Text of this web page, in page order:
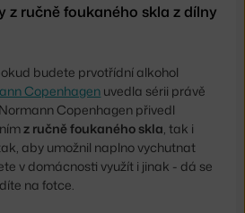
z ručně foukaného skla z dílny
budete prvotřídní alkohol
Copenhagen uvedla sérii právě
Copenhagen přivedl
z ručně foukaného skla , tak i
aby umožnil naplno vychutnat
v domácnosti využít i jinak - dá se
na fotce.